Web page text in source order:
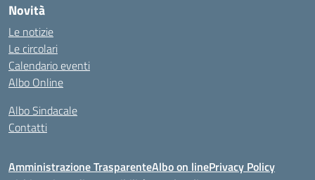
Novità
Le notizie
Le circolari
Calendario eventi
Albo Online
Albo Sindacale
Contatti
Amministrazione TrasparenteAlbo on linePrivacy Policy